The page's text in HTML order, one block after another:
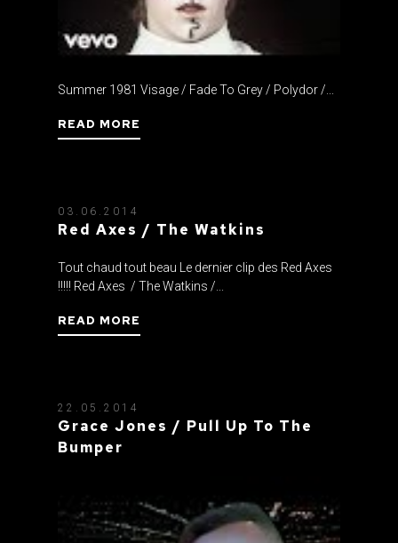
Summer 1981 Visage / Fade To Grey / Polydor /...
READ MORE
03.06.2014
Red Axes / The Watkins
Tout chaud tout beau Le dernier clip des Red Axes
!!!!! Red Axes / The Watkins /...
READ MORE
22.05.2014
Grace Jones / Pull Up To The
Bumper